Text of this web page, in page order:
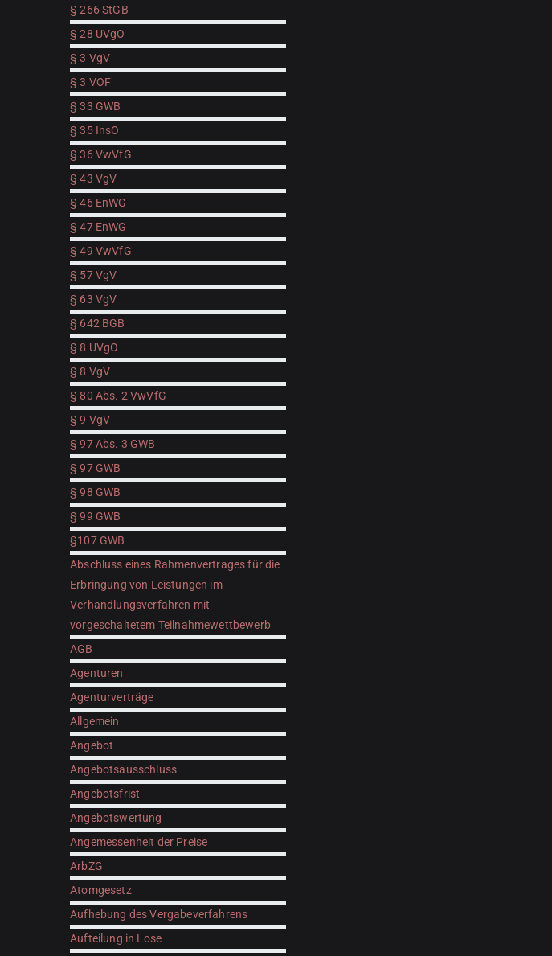
§ 266 StGB
§ 28 UVgO
§ 3 VgV
§ 3 VOF
§ 33 GWB
§ 35 InsO
§ 36 VwVfG
§ 43 VgV
§ 46 EnWG
§ 47 EnWG
§ 49 VwVfG
§ 57 VgV
§ 63 VgV
§ 642 BGB
§ 8 UVgO
§ 8 VgV
§ 80 Abs. 2 VwVfG
§ 9 VgV
§ 97 Abs. 3 GWB
§ 97 GWB
§ 98 GWB
§ 99 GWB
§107 GWB
Abschluss eines Rahmenvertrages für die
Erbringung von Leistungen im
Verhandlungsverfahren mit
vorgeschaltetem Teilnahmewettbewerb
AGB
Agenturen
Agenturverträge
Allgemein
Angebot
Angebotsausschluss
Angebotsfrist
Angebotswertung
Angemessenheit der Preise
ArbZG
Atomgesetz
Aufhebung des Vergabeverfahrens
Aufteilung in Lose